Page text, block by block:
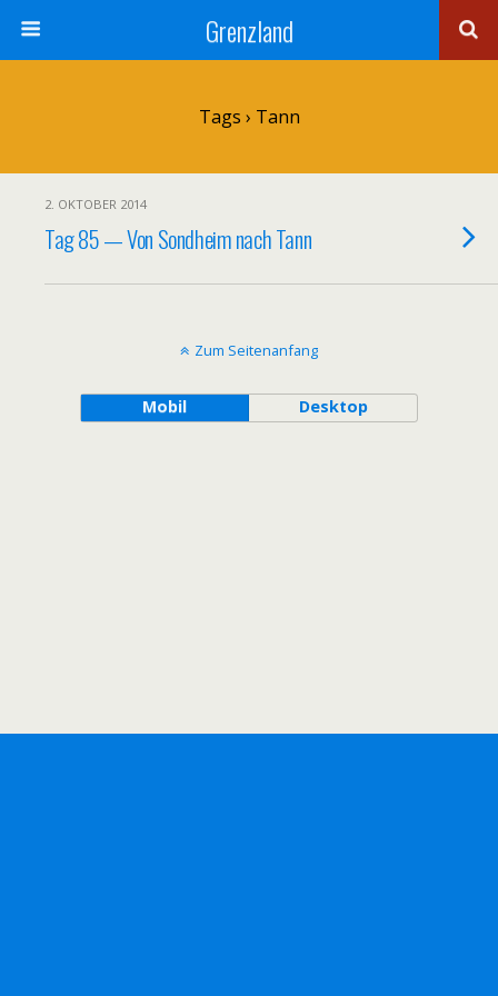
Grenzland
Tags › Tann
2. OKTOBER 2014
Tag 85 — Von Sondheim nach Tann
Zum Seitenanfang
Mobil Desktop